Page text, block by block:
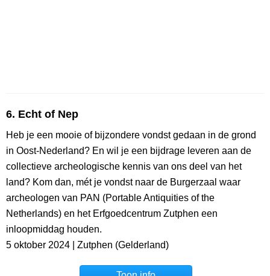
6. Echt of Nep
Heb je een mooie of bijzondere vondst gedaan in de grond
in Oost-Nederland? En wil je een bijdrage leveren aan de
collectieve archeologische kennis van ons deel van het
land? Kom dan, mét je vondst naar de Burgerzaal waar
archeologen van PAN (Portable Antiquities of the
Netherlands) en het Erfgoedcentrum Zutphen een
inloopmiddag houden.
5 oktober 2024 | Zutphen (Gelderland)